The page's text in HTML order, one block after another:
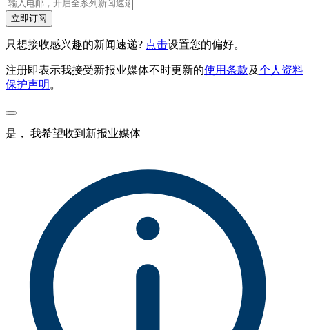
立即订阅
只想接收感兴趣的新闻速递? 点击设置您的偏好。
注册即表示我接受新报业媒体不时更新的使用条款及个人资料
保护声明 。
是， 我希望收到新报业媒体